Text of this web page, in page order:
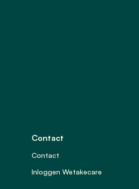
Contact
Contact
Inloggen Wetakecare